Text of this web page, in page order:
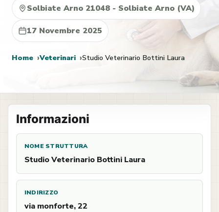
Solbiate Arno 21048 - Solbiate Arno (VA)
17 Novembre 2025
Home Veterinari Studio Veterinario Bottini Laura
Informazioni
NOME STRUTTURA
Studio Veterinario Bottini Laura
INDIRIZZO
via monforte, 22